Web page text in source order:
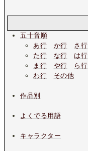
五十音順
あ行
か行
さ行
た行
な行
は行
ま行
や行
ら行
わ行
その他
作品別
よくでる用語
キャラクター